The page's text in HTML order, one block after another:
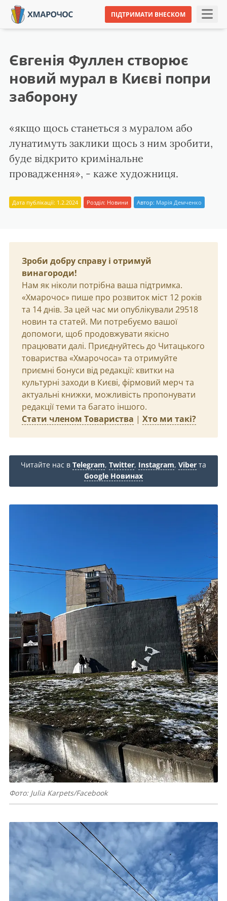
ПІДТРИМАТИ ВНЕСКОМ
Євгенія Фуллен створює
новий мурал в Києві попри
заборону
«якщо щось станеться з муралом або
лунатимуть заклики щось з ним зробити,
буде відкрито кримінальне
провадження», - каже художниця.
Дата публікації: 1.2.2024 Розділ: Новини Автор: Марія Демченко
Зроби добру справу і отримуй
винагороди!
Нам як ніколи потрібна ваша підтримка.
«Хмарочос» пише про розвиток міст 12 років
та 14 днів. За цей час ми опублікували 29518
новин та статей. Ми потребуємо вашої
допомоги, щоб продовжувати якісно
працювати далі. Приєднуйтесь до Читацького
товариства «Хмарочоса» та отримуйте
приємні бонуси від редакції: квитки на
культурні заходи в Києві, фірмовий мерч та
актуальні книжки, можливість пропонувати
редакції теми та багато іншого.
Стати членом Товариства | Хто ми такі?
Читайте нас в Telegram, Twitter, Instagram, Viber та
Google Новинах
Фото: Julia Karpets/Facebook